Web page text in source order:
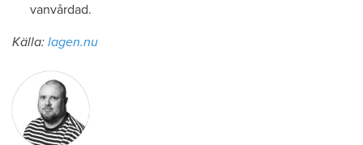
vanvårdad.
Källa: lagen.nu